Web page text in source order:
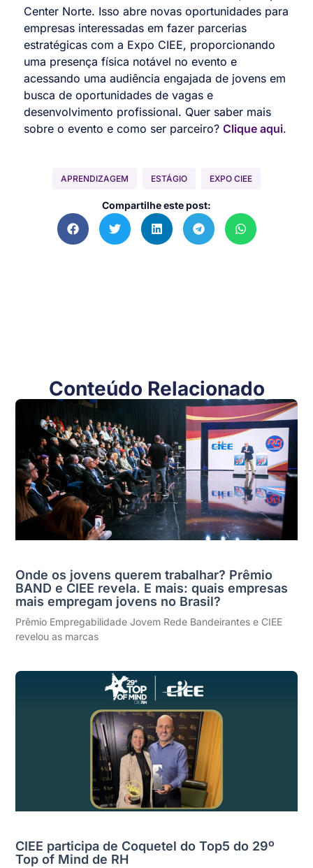
Center Norte. Isso abre novas oportunidades para
empresas interessadas em fazer parcerias
estratégicas com a Expo CIEE, proporcionando
uma presença física notável no evento e
acessando uma audiência engajada de jovens em
busca de oportunidades de vagas e
desenvolvimento profissional. Quer saber mais
sobre o evento e como ser parceiro? Clique aqui.
APRENDIZAGEM ESTÁGIO EXPO CIEE
Compartilhe este post:
Conteúdo Relacionado
Onde os jovens querem trabalhar? Prêmio
BAND e CIEE revela. E mais: quais empresas
mais empregam jovens no Brasil?
Prêmio Empregabilidade Jovem Rede Bandeirantes e CIEE
revelou as marcas
CIEE participa de Coquetel do Top5 do 29º
Top of Mind de RH